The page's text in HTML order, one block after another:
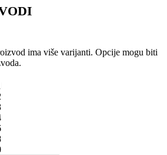
ima više varijanti. Opcije mogu biti